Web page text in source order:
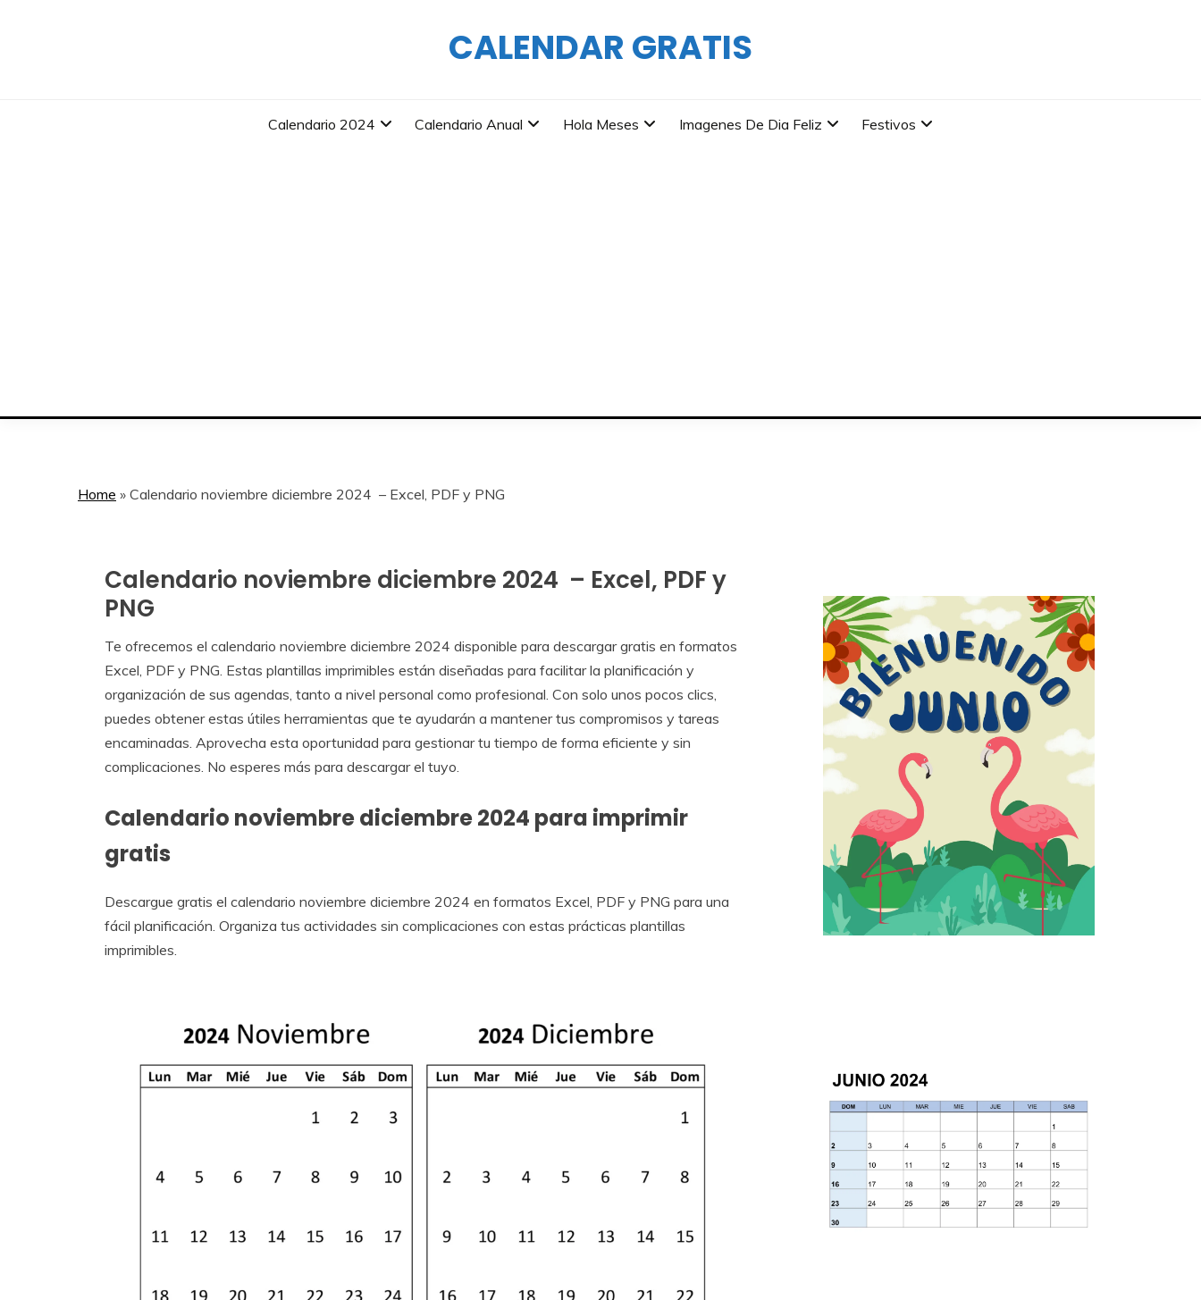
CALENDAR GRATIS
Calendario 2024 Calendario Anual Hola Meses Imagenes De Dia Feliz Festivos
Home » Calendario noviembre diciembre 2024 – Excel, PDF y PNG
Calendar
Calendario noviembre diciembre 2024 – Excel, PDF y
PNG
September
10,
2024
Calendar
Te ofrecemos el calendario noviembre diciembre 2024 disponible para descargar gratis en formatos
Excel, PDF y PNG. Estas plantillas imprimibles están diseñadas para facilitar la planificación y
organización de sus agendas, tanto a nivel personal como profesional. Con solo unos pocos clics,
puedes obtener estas útiles herramientas que te ayudarán a mantener tus compromisos y tareas
encaminadas. Aprovecha esta oportunidad para gestionar tu tiempo de forma eficiente y sin
complicaciones. No esperes más para descargar el tuyo.
Calendario noviembre diciembre 2024 para imprimir
gratis
Descargue gratis el calendario noviembre diciembre 2024 en formatos Excel, PDF y PNG para una
fácil planificación. Organiza tus actividades sin complicaciones con estas prácticas plantillas
imprimibles.